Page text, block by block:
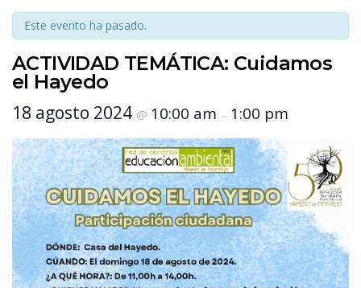
Este evento ha pasado.
ACTIVIDAD TEMÁTICA: Cuidamos
el Hayedo
18 agosto 2024 @ 10:00 am – 1:00 pm